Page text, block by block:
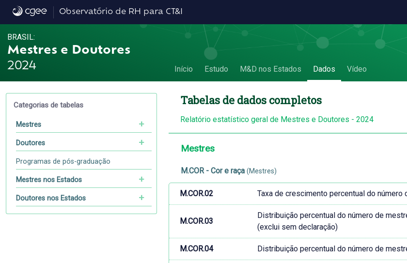
Dados Observatório de RH para CT&I
BRASIL:
Mestres e Doutores
2024
Início Estudo M&D nos Estados Dados Vídeo
Categorias de tabelas
Mestres
Doutores
Programas de pós-graduação
Mestres nos Estados
Doutores nos Estados
Tabelas de dados completos
Relatório estatístico geral de Mestres e Doutores - 2024
Mestres
M.COR - Cor e raça (Mestres)
M.COR.02 Taxa de crescimento percentual do
M.COR.03
Distribuição percentual do número de
(exclui sem declaração)
M.COR.04 Distribuição percentual do número de